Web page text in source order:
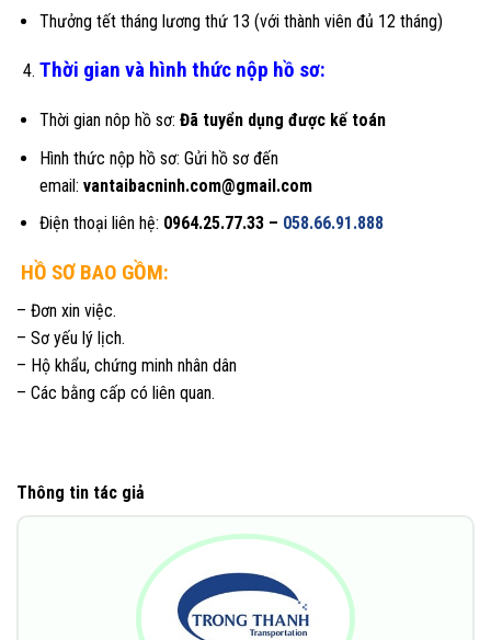
Thưởng tết tháng lương thứ 13 (với thành viên đủ 12 tháng)
Thời gian và hình thức nộp hồ sơ:
Thời gian nôp hồ sơ: Đã tuyển dụng được kế toán
Hình thức nộp hồ sơ: Gửi hồ sơ đến
email: vantaibacninh.com@gmail.com
Điện thoại liên hệ: 0964.25.77.33 – 058.66.91.888
HỒ SƠ BAO GỒM:
– Đơn xin việc.
– Sơ yếu lý lịch.
– Hộ khẩu, chứng minh nhân dân
– Các bằng cấp có liên quan.
Thông tin tác giả